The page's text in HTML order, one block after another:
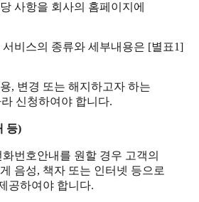
사항을 회사의 홈페이지에
비스의 종류와 세부내용은 [별표1]
, 변경 또는 해지하고자 하는
신청하여야 합니다.
등)
번호안내를 원할 경우 고객의
음성, 책자 또는 인터넷 등으로
공하여야 합니다.